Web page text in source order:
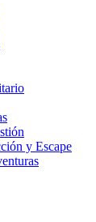
y Escape